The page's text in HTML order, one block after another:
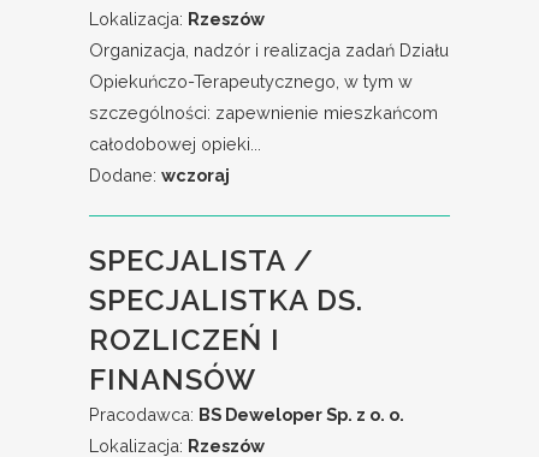
Lokalizacja: Rzeszów
Organizacja, nadzór i realizacja zadań Działu
Opiekuńczo-Terapeutycznego, w tym w
szczególności: zapewnienie mieszkańcom
całodobowej opieki...
Dodane: wczoraj
SPECJALISTA /
SPECJALISTKA DS.
ROZLICZEŃ I
FINANSÓW
Pracodawca: BS Deweloper Sp. z o. o.
Lokalizacja: Rzeszów